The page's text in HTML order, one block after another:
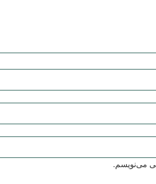
می‌نویسم.